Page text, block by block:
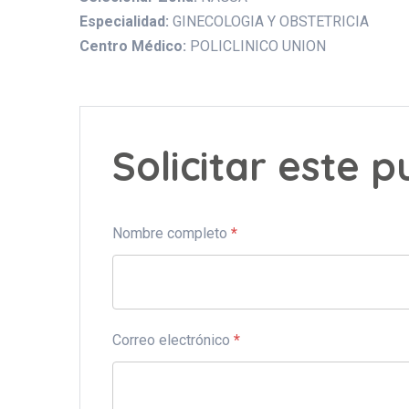
Especialidad: GINECOLOGIA Y OBSTETRICIA
Centro Médico: POLICLINICO UNION
Solicitar este
Nombre completo *
Correo electrónico *